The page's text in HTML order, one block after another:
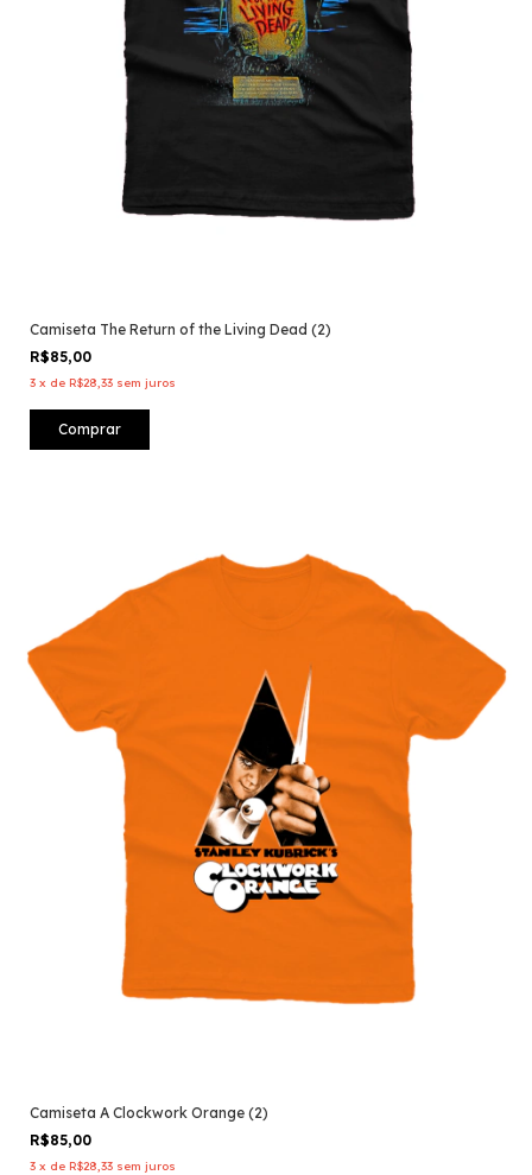
Camiseta The Return of the Living Dead (2)
R$85,00
3 x de R$28,33 sem juros
Comprar
Camiseta A Clockwork Orange (2)
R$85,00
3 x de R$28,33 sem juros